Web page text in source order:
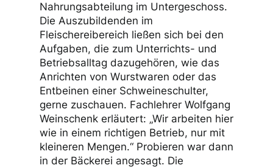
Nahrungsabteilung im Untergeschoss.
Die Auszubildenden im
Fleischereibereich ließen sich bei den
Aufgaben, die zum Unterrichts- und
Betriebsalltag dazugehören, wie das
Anrichten von Wurstwaren oder das
Entbeinen einer Schweineschulter,
gerne zuschauen. Fachlehrer Wolfgang
Weinschenk erläutert: „Wir arbeiten hier
wie in einem richtigen Betrieb, nur mit
kleineren Mengen.“ Probieren war dann
in der Bäckerei angesagt. Die